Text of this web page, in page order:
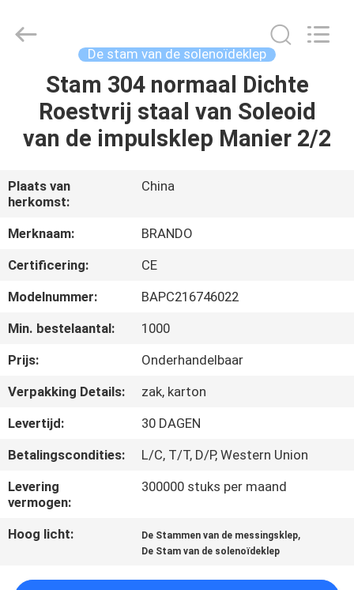
HUIS
PRODUCTEN
OVER
ONS
FABRIEKSTOCHT
NEEM
CONTACT
MET
ONS
EEN
OFFERTE
De stam van de solenoïdeklep
Stam 304 normaal Dichte
Roestvrij staal van Soleoid
van de impulsklep Manier 2/2
Plaats van
herkomst:
China
Merknaam:
BRANDO
Certificering:
CE
Modelnummer:
BAPC216746022
Min. bestelaantal:
1000
Prijs:
Onderhandelbaar
Verpakking Details:
zak, karton
Levertijd:
30 DAGEN
Betalingscondities:
L/C, T/T, D/P, Western Union
Levering
vermogen:
300000 stuks per maand
Hoog licht: De Stammen van de messingsklep,
De Stam van de solenoïdeklep